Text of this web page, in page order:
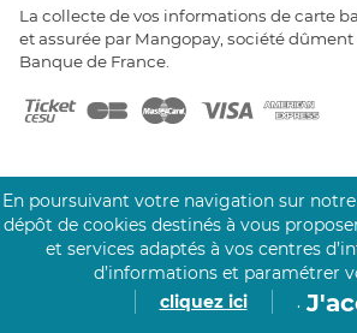
La collecte de vos informations de carte
et assurée par Mangopay, société dûment
Banque de France.
NOS PARTENAIRES
Click&Care est soutenu par les Groupes
Caisse des Dépôts et MAIF.
En poursuivant votre navigation sur
dépôt de cookies destinés à vous
et services adaptés à vos centres
d’informations et paramétrer
cliquez ici
.